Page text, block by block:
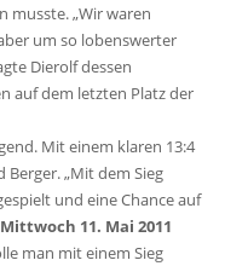
musste. „Wir waren
um so lobenswerter
Dierolf dessen
auf dem letzten Platz der
Mit einem klaren 13:4
Berger. „Mit dem Sieg
und eine Chance auf
Mittwoch 11. Mai 2011
man mit einem Sieg